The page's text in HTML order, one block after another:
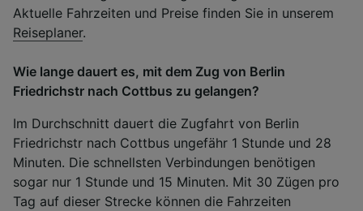
Aktuelle Fahrzeiten und Preise finden Sie in unserem
Reiseplaner.
Wie lange dauert es, mit dem Zug von Berlin
Friedrichstr nach Cottbus zu gelangen?
Im Durchschnitt dauert die Zugfahrt von Berlin
Friedrichstr nach Cottbus ungefähr 1 Stunde und 28
Minuten. Die schnellsten Verbindungen benötigen
sogar nur 1 Stunde und 15 Minuten. Mit 30 Zügen pro
Tag auf dieser Strecke können die Fahrzeiten